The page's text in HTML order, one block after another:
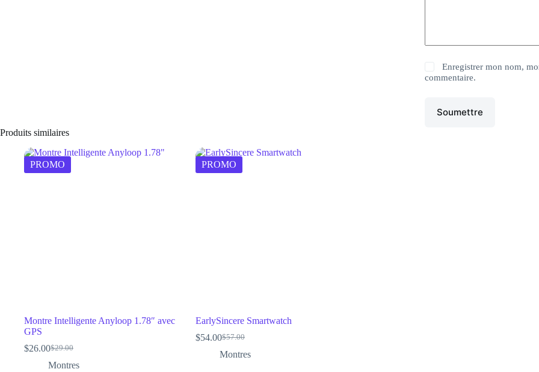
Enregistrer mon nom,
commentaire.
Soumettre
Produits similaires
PROMO
Montre Intelligente Anyloop 1.78″ avec
GPS
$29.00
Le
prix
$26.00Le
prix
Montres
PROMO
EarlySincere Smartwatch
$57.00
Le
prix
$54.00Le
prix
Montres